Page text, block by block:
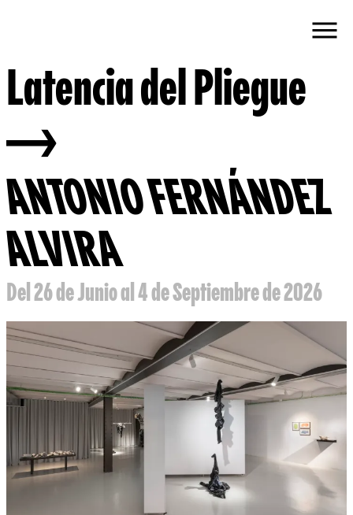
Latencia del Pliegue
ANTONIO FERNÁNDEZ
ALVIRA
Del 26 de Junio al 4 de Septiembre de 2026